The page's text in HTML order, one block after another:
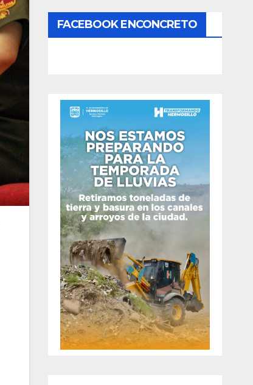
FACEBOOK ENCONCRETO